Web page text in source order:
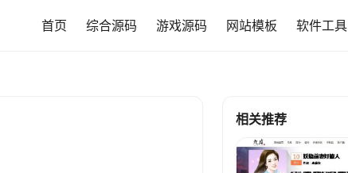
首页 综合源码 游戏源码 网站模板 软件工具
相关推荐